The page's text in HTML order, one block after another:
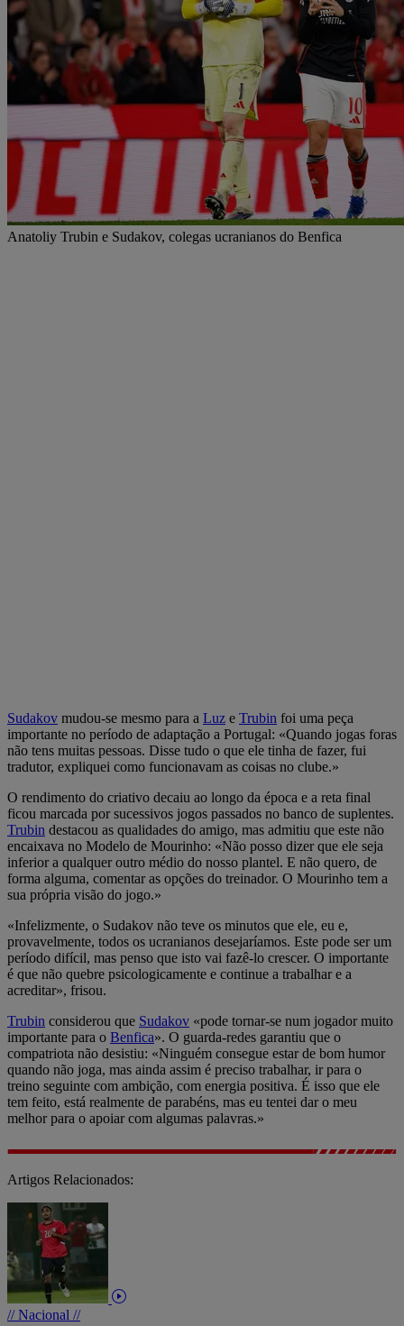
Anatoliy Trubin e Sudakov, colegas ucranianos do Benfica
Sudakov mudou-se mesmo para a Luz e Trubin foi uma peça
importante no período de adaptação a Portugal: «Quando jogas foras
não tens muitas pessoas. Disse tudo o que ele tinha de fazer, fui
tradutor, expliquei como funcionavam as coisas no clube.»
O rendimento do criativo decaiu ao longo da época e a reta final
ficou marcada por sucessivos jogos passados no banco de suplentes.
Trubin destacou as qualidades do amigo, mas admitiu que este não
encaixava no Modelo de Mourinho: «Não posso dizer que ele seja
inferior a qualquer outro médio do nosso plantel. E não quero, de
forma alguma, comentar as opções do treinador. O Mourinho tem a
sua própria visão do jogo.»
«Infelizmente, o Sudakov não teve os minutos que ele, eu e,
provavelmente, todos os ucranianos desejaríamos. Este pode ser um
período difícil, mas penso que isto vai fazê-lo crescer. O importante
é que não quebre psicologicamente e continue a trabalhar e a
acreditar», frisou.
Trubin considerou que Sudakov «pode tornar-se num jogador muito
importante para o Benfica». O guarda-redes garantiu que o
compatriota não desistiu: «Ninguém consegue estar de bom humor
quando não joga, mas ainda assim é preciso trabalhar, ir para o
treino seguinte com ambição, com energia positiva. É isso que ele
tem feito, está realmente de parabéns, mas eu tentei dar o meu
melhor para o apoiar com algumas palavras.»
Artigos Relacionados:
// Nacional //